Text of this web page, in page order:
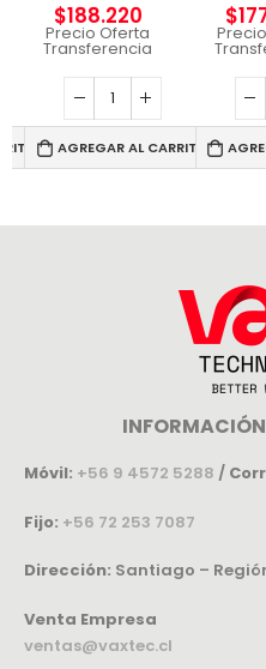
$188.220
Precio Oferta
Transferencia
AGREGAR AL CARRITO
$
Móvil: +56 9 4572 5288 /
Fijo: +56 72 253 7087
Dirección: Santiago –
Venta Empresa
ventas@vaxtec.cl